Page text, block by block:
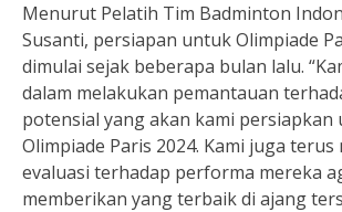
Menurut Pelatih Tim Badminton
Susanti, persiapan untuk Olimpiade
dimulai sejak beberapa bulan lalu.
dalam melakukan pemantauan
potensial yang akan kami persiapkan
Olimpiade Paris 2024. Kami juga terus
evaluasi terhadap performa mereka
memberikan yang terbaik di ajang